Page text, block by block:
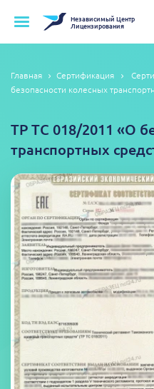
НезависимыйЦентр
Лицензирования
Главная Сертификация
безопасности колесных
ТР ТС 018/2011 «О
транспортных